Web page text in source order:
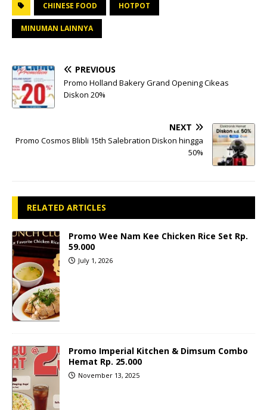
CHINESE FOOD HOTPOT
MINUMAN LAINNYA
PREVIOUS
Promo Holland Bakery Grand Opening Cikeas
Diskon 20%
NEXT
Promo Cosmos Blibli 15th Salebration Diskon hingga
50%
RELATED ARTICLES
Promo Wee Nam Kee Chicken Rice Set Rp.
59.000
July 1, 2026
Promo Imperial Kitchen & Dimsum Combo
Hemat Rp. 25.000
November 13, 2025